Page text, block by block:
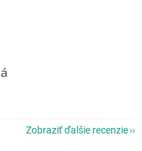
5 z 5 hviezdičiek.
5 z 5 hviezdičiek.
Zobraziť ďalšie recenzie